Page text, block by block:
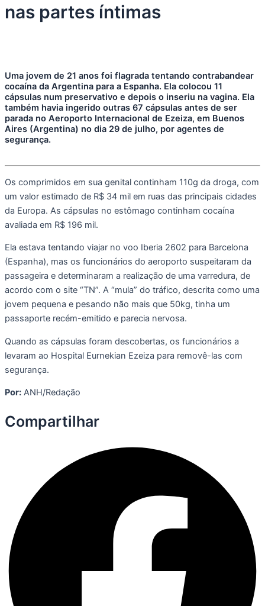
nas partes íntimas
Uma jovem de 21 anos foi flagrada tentando contrabandear
cocaína da Argentina para a Espanha. Ela colocou 11
cápsulas num preservativo e depois o inseriu na vagina. Ela
também havia ingerido outras 67 cápsulas antes de ser
parada no Aeroporto Internacional de Ezeiza, em Buenos
Aires (Argentina) no dia 29 de julho, por agentes de
segurança.
Os comprimidos em sua genital continham 110g da droga, com
um valor estimado de R$ 34 mil em ruas das principais cidades
da Europa. As cápsulas no estômago continham cocaína
avaliada em R$ 196 mil.
Ela estava tentando viajar no voo Iberia 2602 para Barcelona
(Espanha), mas os funcionários do aeroporto suspeitaram da
passageira e determinaram a realização de uma varredura, de
acordo com o site “TN”. A “mula” do tráfico, descrita como uma
jovem pequena e pesando não mais que 50kg, tinha um
passaporte recém-emitido e parecia nervosa.
Quando as cápsulas foram descobertas, os funcionários a
levaram ao Hospital Eurnekian Ezeiza para removê-las com
segurança.
Por: ANH/Redação
Compartilhar